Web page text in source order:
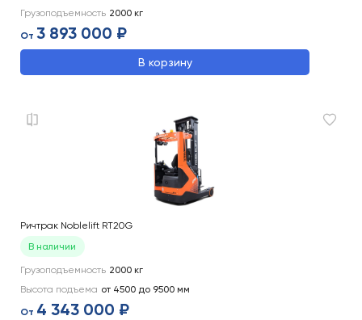
Грузоподъемность 2000 кг
От 3 893 000 ₽
В корзину
Ричтрак Noblelift RT20G
В наличии
Грузоподъемность 2000 кг
Высота подъема от 4500 до 9500 мм
От 4 343 000 ₽